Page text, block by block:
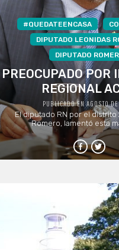
#QUEDATEENCASA
DIPUTADO LEONIDAS
DIPUTADO
PREOCUPADO POR
REGIONAL
PUBLICADO EN AGOSTO
El diputado RN por el distrito
Romero, lamentó esta